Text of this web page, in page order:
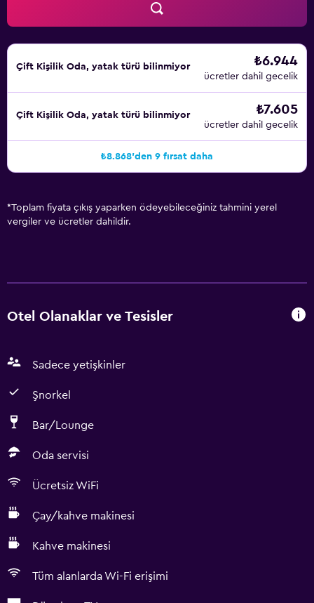
Çift ​Kişilik Oda, yatak türü bilinmiyor ₺6.944
ücretler dahil gecelik
Çift ​Kişilik Oda, yatak türü bilinmiyor ₺7.605
ücretler dahil gecelik
₺8.868'den 9 fırsat daha
*Toplam fiyata çıkış yaparken ödeyebileceğiniz tahmini yerel
vergiler ve ücretler dahildir.
Otel Olanaklar ve Tesisler
Sadece yetişkinler
Şnorkel
Bar/Lounge
Oda servisi
Ücretsiz WiFi
Çay/kahve makinesi
Kahve makinesi
Tüm alanlarda Wi-Fi erişimi